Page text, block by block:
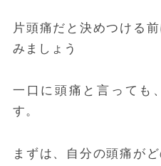
片頭痛だと決めつける
みましょう
一口に頭痛と言っても
す。
まずは、自分の頭痛が